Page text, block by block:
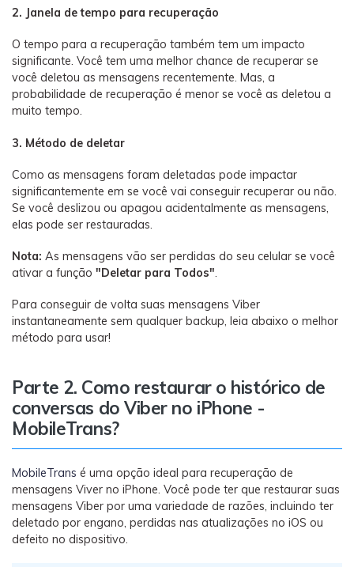
2. Janela de tempo para recuperação
O tempo para a recuperação também tem um impacto
significante. Você tem uma melhor chance de recuperar se
você deletou as mensagens recentemente. Mas, a
probabilidade de recuperação é menor se você as deletou a
muito tempo.
3. Método de deletar
Como as mensagens foram deletadas pode impactar
significantemente em se você vai conseguir recuperar ou não.
Se você deslizou ou apagou acidentalmente as mensagens,
elas pode ser restauradas.
Nota: As mensagens vão ser perdidas do seu celular se você
ativar a função "Deletar para Todos".
Para conseguir de volta suas mensagens Viber
instantaneamente sem qualquer backup, leia abaixo o melhor
método para usar!
Parte 2. Como restaurar o histórico de
conversas do Viber no iPhone -
MobileTrans?
MobileTrans é uma opção ideal para recuperação de
mensagens Viver no iPhone. Você pode ter que restaurar suas
mensagens Viber por uma variedade de razões, incluindo ter
deletado por engano, perdidas nas atualizações no iOS ou
defeito no dispositivo.